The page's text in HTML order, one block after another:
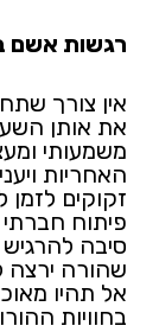
רגשות אשם
אין צורך
את אותן
משמעותי
האחריות
זקוקים
פיתוח חברתי
סיבה
שהורה ירצה
אל תהיו
בחוויות